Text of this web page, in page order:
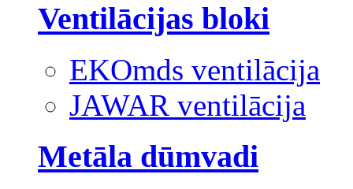
Ventilācijas bloki
EKOmds ventilācija
JAWAR ventilācija
Metāla dūmvadi